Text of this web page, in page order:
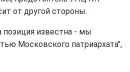
от другой стороны.
позиция известна - мы
Московского патриархата",